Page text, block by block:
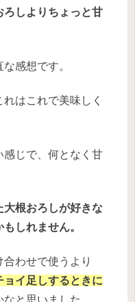
ろしよりちょっと甘
感想です。
はこれで美味しく
感じで、何となく甘
大根おろしが好きな
しれません。
わせで使うより
イ足しするときに